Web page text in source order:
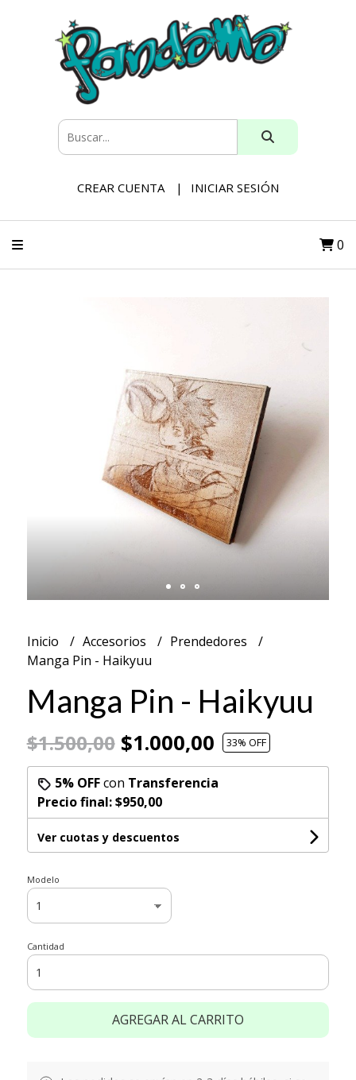
CREAR CUENTA INICIAR SESIÓN
0
Inicio Accesorios
Prendedores
Manga Pin - Haikyuu
Manga Pin - Haikyuu
$1.500,00$1.000,00 33% OFF
5% OFFcon Transferencia
Precio final:$950,00
Ver cuotas y descuentos
Modelo
Cantidad
AGREGAR AL CARRITO